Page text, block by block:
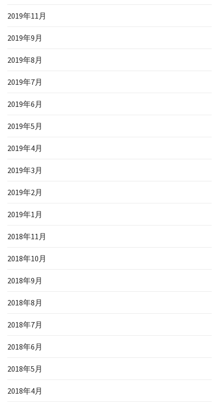
2019年11月
2019年9月
2019年8月
2019年7月
2019年6月
2019年5月
2019年4月
2019年3月
2019年2月
2019年1月
2018年11月
2018年10月
2018年9月
2018年8月
2018年7月
2018年6月
2018年5月
2018年4月